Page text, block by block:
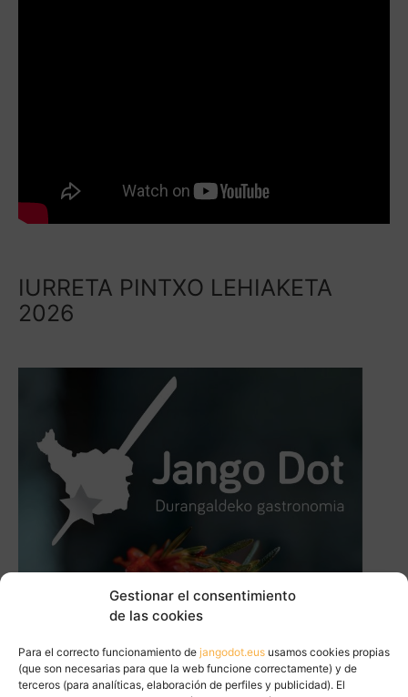
Gestionar el consentimiento
de las cookies
Para el correcto funcionamiento de jangodot.eus usamos cookies propias
(que son necesarias para que la web funcione correctamente) y de
terceros (para analíticas, elaboración de perfiles y publicidad). El
IURRETA PINTXO LEHIAKETA
2026